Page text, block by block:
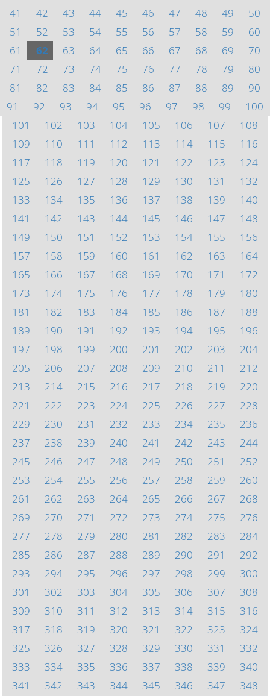
41
42 43 44 45 46 47 48 49
50
51
52 53 54 55 56 57 58 59
60
61
62 63 64 65 66 67 68 69
70
71
72 73 74 75 76 77 78 79
80
81
82 83 84 85 86 87 88 89
90
91
92 93 94 95 96 97 98 99
100
101
102 103 104 105 106 107
108
109
110 111 112 113 114 115
116
117
118 119 120 121 122 123
124
125
126 127 128 129 130 131
132
133
134 135 136 137 138 139
140
141
142 143 144 145 146 147
148
149
150 151 152 153 154 155
156
157
158 159 160 161 162 163
164
165
166 167 168 169 170 171
172
173
174 175 176 177 178 179
180
181
182 183 184 185 186 187
188
189
190 191 192 193 194 195
196
197
198 199 200 201 202 203
204
205
206 207 208 209 210 211
212
213
214 215 216 217 218 219
220
221
222 223 224 225 226 227
228
229
230 231 232 233 234 235
236
237
238 239 240 241 242 243
244
245
246 247 248 249 250 251
252
253
254 255 256 257 258 259
260
261
262 263 264 265 266 267
268
269
270 271 272 273 274 275
276
277
278 279 280 281 282 283
284
285
286 287 288 289 290 291
292
293
294 295 296 297 298 299
300
301
302 303 304 305 306 307
308
309
310 311 312 313 314 315
316
317
318 319 320 321 322 323
324
325
326 327 328 329 330 331
332
333
334 335 336 337 338 339
340
341
342 343 344 345 346 347 348